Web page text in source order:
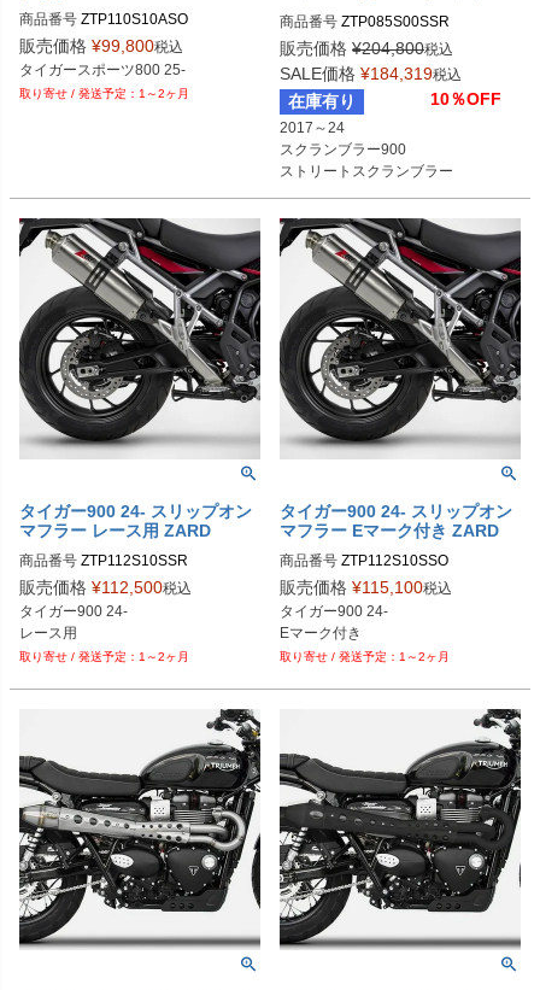
商品番号 ZTP110S10ASO
販売価格 ¥99,800税込
タイガースポーツ800 25-
1～2ヶ月
ースタイプ ZARD
商品番号 ZTP085S00SSR
販売価格 ¥204,800税込
SALE価格 ¥184,319税込
在庫有り 10％OFF
2017～24
スクランブラー900
ストリートスクランブラー
ボディ：サテン
ヒートシールド：サテン
タイガー900 24- スリップオン
マフラー レース用 ZARD
商品番号 ZTP112S10SSR
販売価格 ¥112,500税込
タイガー900 24-
レース用
1～2ヶ月
タイガー900 24- スリップオン
マフラー Eマーク付き ZARD
商品番号 ZTP112S10SSO
販売価格 ¥115,100税込
タイガー900 24-
1～2ヶ月